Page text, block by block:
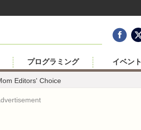
Editors' Choice
プログラミング イベント